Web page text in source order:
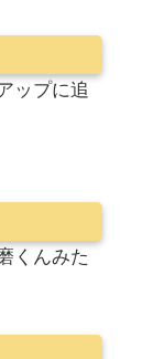
ップに追
くんみた